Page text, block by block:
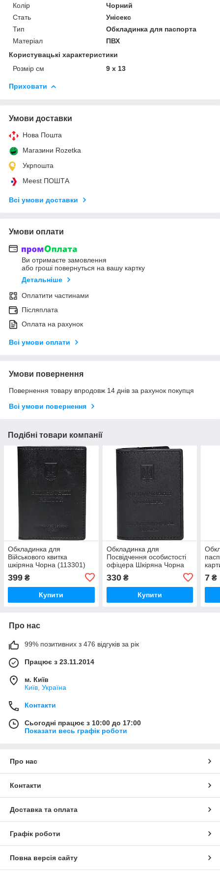
Колір
Чорний
Стать
Унісекс
Тип
Обкладинка для паспорта
Матеріал
ПВХ
Користувацькі характеристики
Розмір см
9 х 13
Приховати
Умови доставки
Нова Пошта
Магазини Rozetka
Укрпошта
Meest ПОШТА
Всі умови доставки
Умови оплати
Ви отримаєте замовлення
або гроші повернуться на вашу картку
Детальніше
Оплатити частинами
Післяплата
Оплата на рахунок
Всі умови оплати
Умови повернення
Повернення товару впродовж 14 днів за рахунок покупця
Всі умови повернення
Подібні товари компанії
Обкладинка для
Військового квитка
шкіряна Чорна (113301)
399 ₴
Купити
Обкладинка для
Посвідчення особистості
офіцера Шкіряна Чорна
330₴
Купити
7 ₴
Про нас
99% позитивних з 476 відгуків за рік
Працює з 23.11.2014
м. Київ
Київ, Україна
Контакти
Сьогодні працює з 10:00 до 17:00
Показати весь графік роботи
Про нас
Контакти
Доставка та оплата
Графік роботи
Повна версія сайту